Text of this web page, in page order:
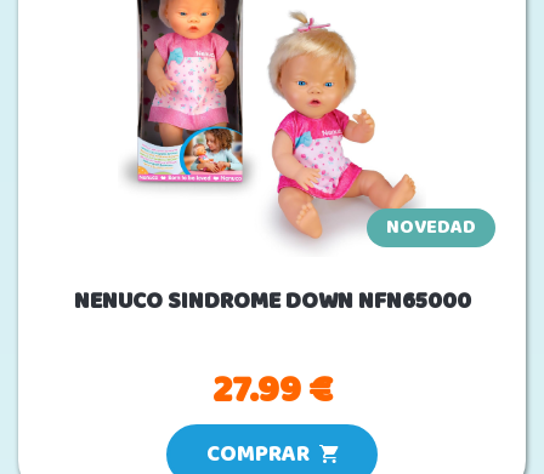
NOVEDAD
NENUCO SINDROME DOWN NFN65000
27.99 €
COMPRAR